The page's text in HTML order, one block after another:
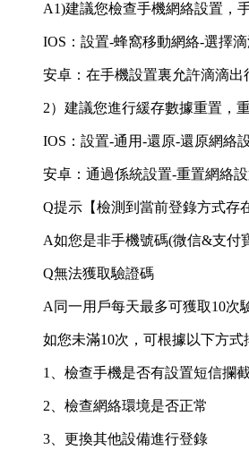
A1)建議您檢查手機網絡設置，
IOS：設置-蜂窩移動網絡-選擇
安卓：在手機設置裏允許滴滴出
2）建議您進行緩存數據重置，
IOS：設置-通用-還原-還原網絡
安卓：通過係統設置-重置網絡
Q提示【檢測到當前登錄方式存
A如您是非手機號碼(微信&支付
Q無法獲取驗證碼
A同一用戶每天最多可獲取10次
如您未滿10次，可根據以下方式
1、檢查手機是否有設置短信攔
2、檢查網絡環境是否正常
3、更換其他設備進行登錄